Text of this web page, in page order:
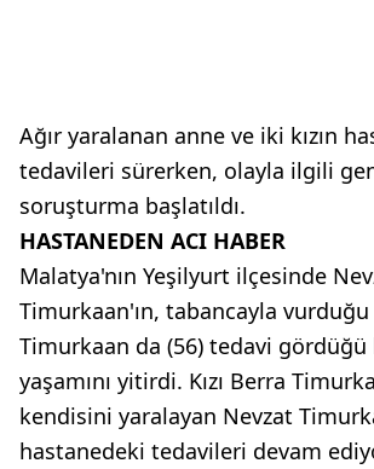
Ağır yaralanan anne ve iki kızın
tedavileri sürerken, olayla ilgili
soruşturma başlatıldı.
HASTANEDEN ACI HABER
Malatya'nın Yeşilyurt ilçesinde
Timurkaan'ın, tabancayla vurduğu
Timurkaan da (56) tedavi gördüğü
yaşamını yitirdi. Kızı Berra
kendisini yaralayan Nevzat
hastanedeki tedavileri devam